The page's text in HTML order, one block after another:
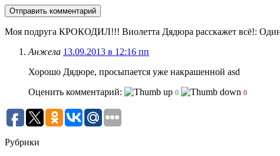
Моя подруга КРОКОДИЛ!!! Виолетта Дядюра расскажет всё!:
Анжела 13.09.2013 в 12:16 пп
Хорошо Дядюре, просыпается уже накрашенной asd
Оценить комментарий:
0 0
Рубрики